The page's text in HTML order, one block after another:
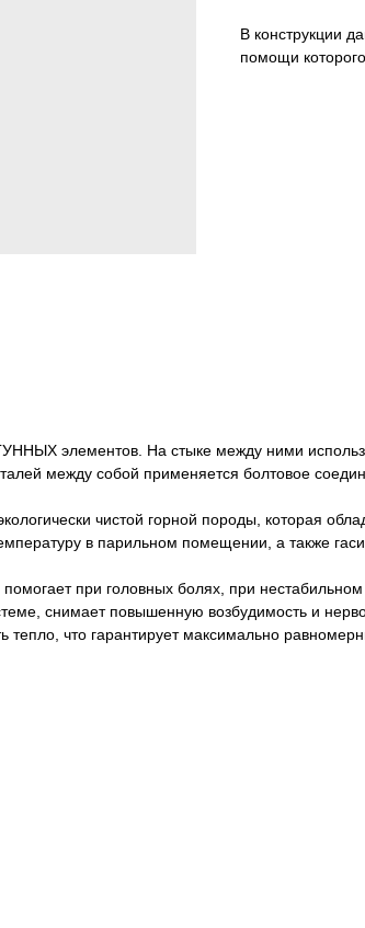
В конструкции
помощи
элементов. На стыке между ними
между собой применяется болтовое
чистой горной породы, которая
в парильном помещении, а также
при головных болях, при
снимает повышенную возбудимость и
тепло, что гарантирует максимально